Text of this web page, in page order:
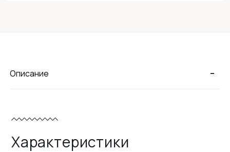
-
Описание
Характеристики